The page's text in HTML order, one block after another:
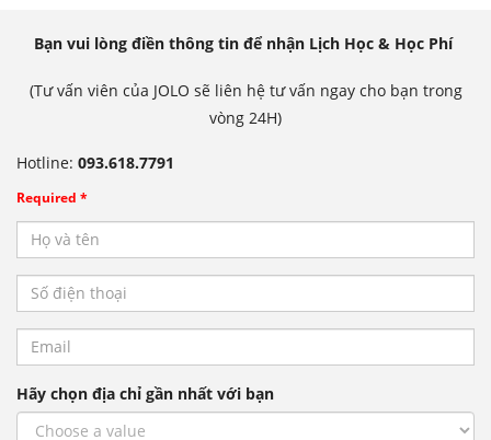
Bạn vui lòng điền thông tin để nhận Lịch Học & Học Phí
(Tư vấn viên của JOLO sẽ liên hệ tư vấn ngay cho bạn trong
vòng 24H)
Hotline: 093.618.7791
Required *
Hãy chọn địa chỉ gần nhất với bạn